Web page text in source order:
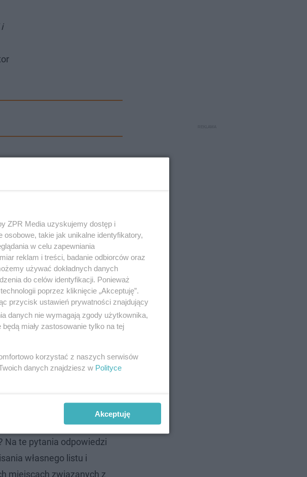
Jakie historie kryją
ciekawe mogą być ramy
zainspirują młodych
Na te pytania odpowiedzi
własnego listu i
miejscach związanych z
ZPR Media uzyskujemy dostęp i
takie jak unikalne identyfikatory,
w celu zapewniania
reklam i treści, badanie odbiorców oraz
używać dokładnych danych
do celów identyfikacji. Ponieważ
poprzez kliknięcie „Akceptuję”.
przycisk ustawień prywatności znajdujący
danych nie wymagają zgody użytkownika,
miały zastosowanie tylko na tej
korzystać z naszych serwisów
danych znajdziesz w Polityce
Akceptuję